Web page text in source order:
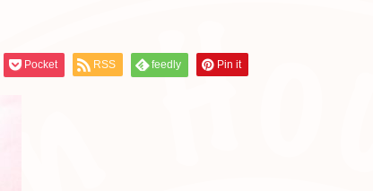
Pocket RSS feedly Pin it